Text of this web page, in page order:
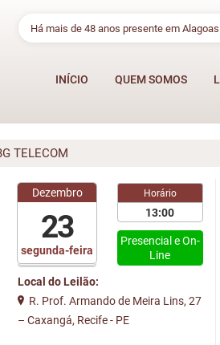
Há mais de 48 anos presente em
INÍCIO QUEM SOMOS
TELECOM
segunda-feira
Dezembro
23
Horário
13:00
Presencial e On-
Line
Local do Leilão:
R. Prof. Armando de Meira Lins, 27
– Caxangá, Recife - PE